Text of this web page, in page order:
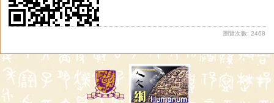
瀏覽次數: 2468